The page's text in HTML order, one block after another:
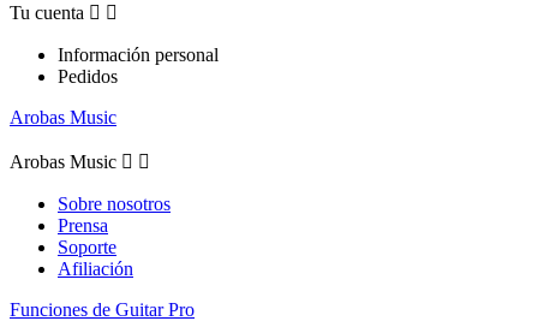
Tu cuenta  
Información personal
Pedidos
Arobas Music
Arobas Music  
Sobre nosotros
Prensa
Soporte
Afiliación
Funciones de Guitar Pro